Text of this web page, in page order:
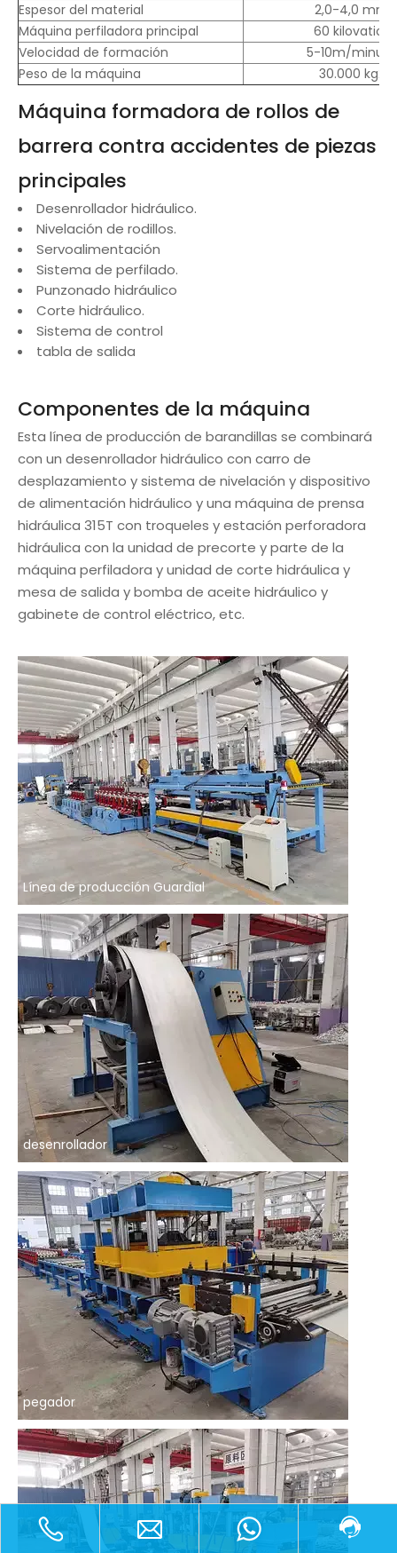
Espesor del material
2,0-4,0 mm
Máquina perfiladora principal
60 kilovatios
Velocidad de formación
5-10m/minuto
Peso de la máquina
30.000 kg2
Máquina formadora de rollos de
barrera contra accidentes de piezas
principales
Desenrollador hidráulico.
Nivelación de rodillos.
Servoalimentación
Sistema de perfilado.
Punzonado hidráulico
Corte hidráulico.
Sistema de control
tabla de salida
Componentes de la máquina
Esta línea de producción de barandillas se combinará
con un desenrollador hidráulico con carro de
desplazamiento y sistema de nivelación y dispositivo
de alimentación hidráulico y una máquina de prensa
hidráulica 315T con troqueles y estación perforadora
hidráulica con la unidad de precorte y parte de la
máquina perfiladora y unidad de corte hidráulica y
mesa de salida y bomba de aceite hidráulico y
gabinete de control eléctrico, etc.
Línea de producción Guardial
desenrollador
pegador